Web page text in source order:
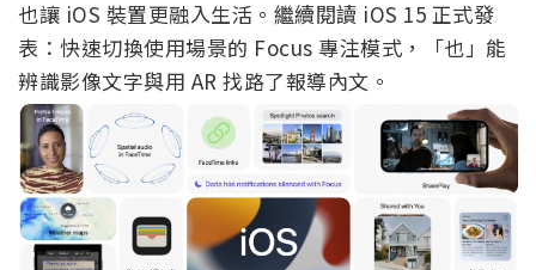
也讓 iOS 裝置更融入生活。繼續閱讀 iOS 15 正式發
表：快速切換使用場景的 Focus 專注模式，「也」能
辨識影像文字與用 AR 找路了報導內文。